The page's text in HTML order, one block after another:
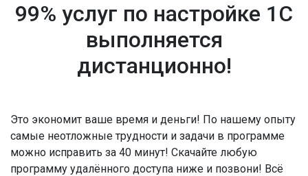
99% услуг по настройке 1С
выполняется
дистанционно!
Это экономит ваше время и деньги! По нашему опыту
самые неотложные трудности и задачи в программе
можно исправить за 40 минут! Скачайте любую
программу удалённого доступа ниже и позвони! Всё